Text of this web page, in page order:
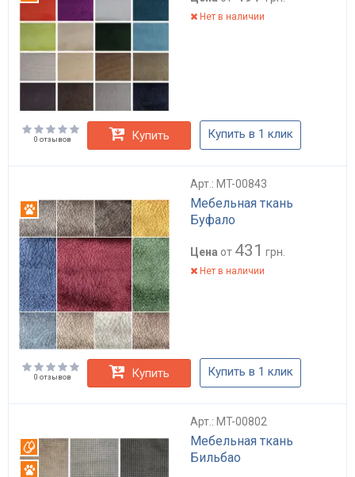
Нет в наличии
0 отзывов Купить Купить в 1 клик
Арт.: MT-00843
Мебельная ткань
Буфало
Антикоготь
Цена от 431 грн.
Нет в наличии
0 отзывов Купить Купить в 1 клик
Арт.: MT-00802
Мебельная ткань
Бильбао
Вотерпруф